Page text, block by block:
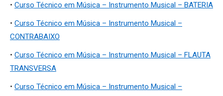
• Curso Técnico em Música – Instrumento Musical – BATERIA
• Curso Técnico em Música – Instrumento Musical –
CONTRABAIXO
• Curso Técnico em Música – Instrumento Musical – FLAUTA
TRANSVERSA
• Curso Técnico em Música – Instrumento Musical –